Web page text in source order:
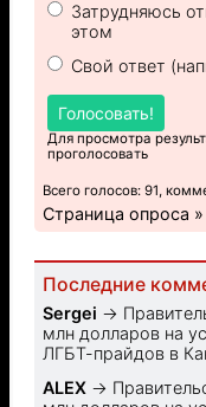
Затрудняюсь
этом
Свой ответ
Голосовать!
Для просмотра
проголосовать
Всего голосов: 91,
Страница опроса »
Последние
Sеrgei →
млн долларов на
ЛГБТ-прайдов в
ALEX →